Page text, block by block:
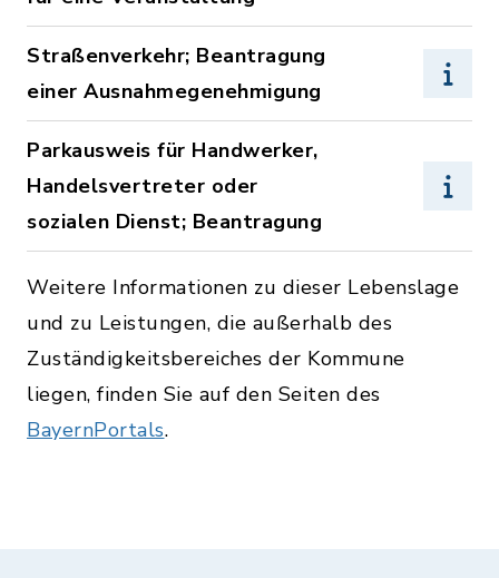
Straßenverkehr; Beantragung
einer Ausnahmegenehmigung
Parkausweis für Handwerker,
Handelsvertreter oder
sozialen Dienst; Beantragung
Weitere Informationen zu dieser Lebenslage
und zu Leistungen, die außerhalb des
Zuständigkeitsbereiches der Kommune
liegen, finden Sie auf den Seiten des
BayernPortals.